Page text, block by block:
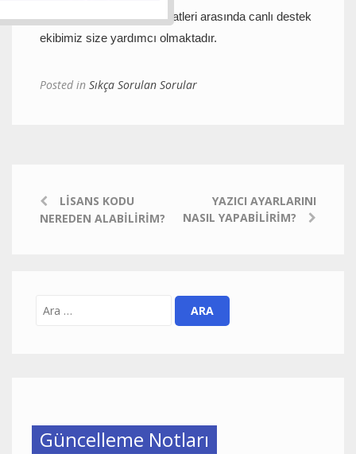
Hafta içi09:00 – 18:00saatleri arasında canlı destek
ekibimiz size yardımcı olmaktadır.
Posted in Sıkça Sorulan Sorular
LISANS KODU
NEREDEN ALABILIRIM?
YAZICI AYARLARINI
NASIL YAPABILIRIM?
Güncelleme Notları